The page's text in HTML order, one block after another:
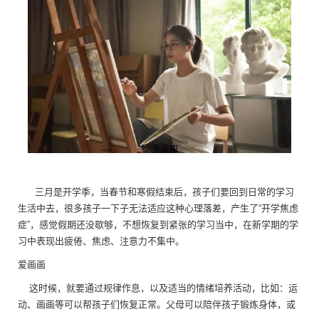
三月是开学季，当春节和寒假结束后，孩子们要回到日常的学习
生活中去，很多孩子一下子无法适应这种心理落差，产生了“开学焦虑
症”，感觉假期还没歇够，不想恢复到紧张的学习当中，在新学期的学
习中表现出疲倦、焦虑、注意力不集中。
爱画画
这时候，就要通过规律作息，以及适当的情绪培养活动，比如：运
动、画画等可以帮孩子们恢复正常。父母可以陪伴孩子锻炼身体，或